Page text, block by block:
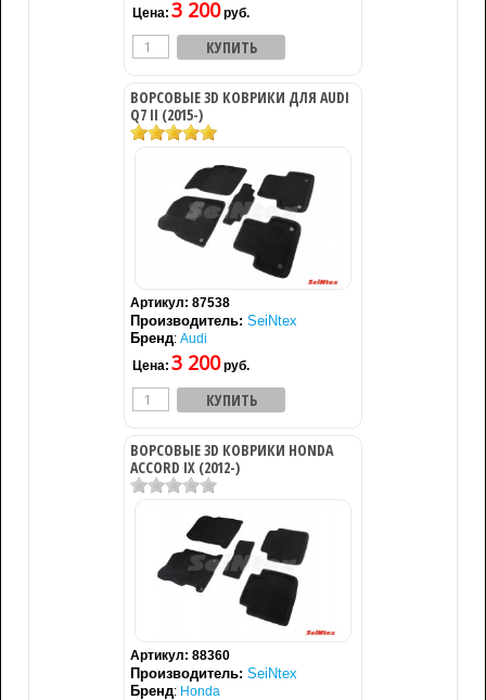
Цена: 3 200руб.
ВОРСОВЫЕ 3D КОВРИКИ ДЛЯ AUDI
Q7 II (2015-)
Артикул: 87538
Производитель: SeiNtex
Бренд: Audi
Цена: 3 200руб.
ВОРСОВЫЕ 3D КОВРИКИ HONDA
ACCORD IX (2012-)
Артикул: 88360
Производитель: SeiNtex
Бренд: Honda